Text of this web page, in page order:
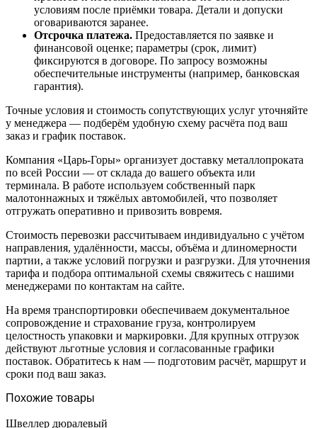
условиям после приёмки товара. Детали и допуски
оговариваются заранее.
Отсрочка платежа. Предоставляется по заявке и
финансовой оценке; параметры (срок, лимит)
фиксируются в договоре. По запросу возможны
обеспечительные инструменты (например, банковская
гарантия).
Точные условия и стоимость сопутствующих услуг уточняйте
у менеджера — подберём удобную схему расчёта под ваш
заказ и график поставок.
Компания «Царь-Горы» организует доставку металлопроката
по всей России — от склада до вашего объекта или
терминала. В работе используем собственный парк
малотоннажных и тяжёлых автомобилей, что позволяет
отгружать оперативно и привозить вовремя.
Стоимость перевозки рассчитываем индивидуально с учётом
направления, удалённости, массы, объёма и длиномерности
партии, а также условий погрузки и разгрузки. Для уточнения
тарифа и подбора оптимальной схемы свяжитесь с нашими
менеджерами по контактам на сайте.
На время транспортировки обеспечиваем документальное
сопровождение и страхование груза, контролируем
целостность упаковки и маркировки. Для крупных отгрузок
действуют льготные условия и согласованные графики
поставок. Обратитесь к нам — подготовим расчёт, маршрут и
сроки под ваш заказ.
Похожие товары
Швеллер дюралевый